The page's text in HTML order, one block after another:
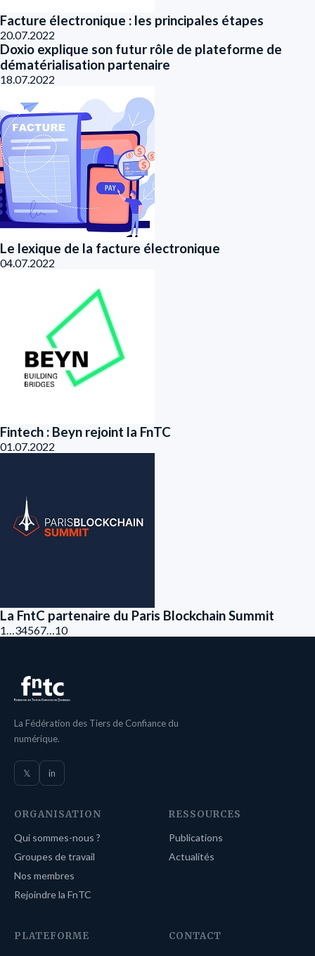
Facture électronique : les principales étapes
20.07.2022
Doxio explique son futur rôle de plateforme de
dématérialisation partenaire
18.07.2022
Le lexique de la facture électronique
04.07.2022
Fintech : Beyn rejoint la FnTC
01.07.2022
La FntC partenaire du Paris Blockchain Summit
1…34567…10
La Fédération des Tiers de Confiance du
numérique.
𝕏 in
ORGANISATION
Qui sommes-nous ?
Groupes de travail
Nos membres
Rejoindre la FnTC
RESSOURCES
Publications
Actualités
PLATEFORME
CONTACT